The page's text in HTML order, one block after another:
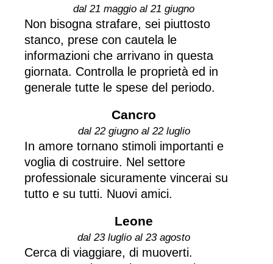
dal 21 maggio al 21 giugno
Non bisogna strafare, sei piuttosto
stanco, prese con cautela le
informazioni che arrivano in questa
giornata. Controlla le proprietà ed in
generale tutte le spese del periodo.
Cancro
dal 22 giugno al 22 luglio
In amore tornano stimoli importanti e
voglia di costruire. Nel settore
professionale sicuramente vincerai su
tutto e su tutti. Nuovi amici.
Leone
dal 23 luglio al 23 agosto
Cerca di viaggiare, di muoverti.